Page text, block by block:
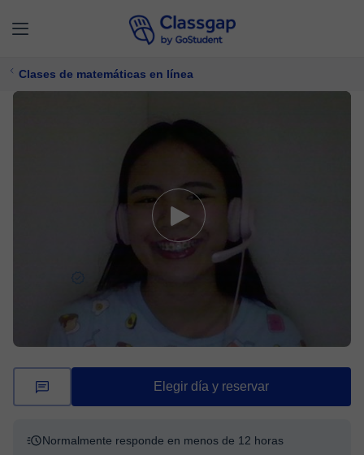
Clases de matemáticas en línea
Matemáticas
$ 10/clase
Elegir día y reservar
Normalmente responde en menos de 12 horas